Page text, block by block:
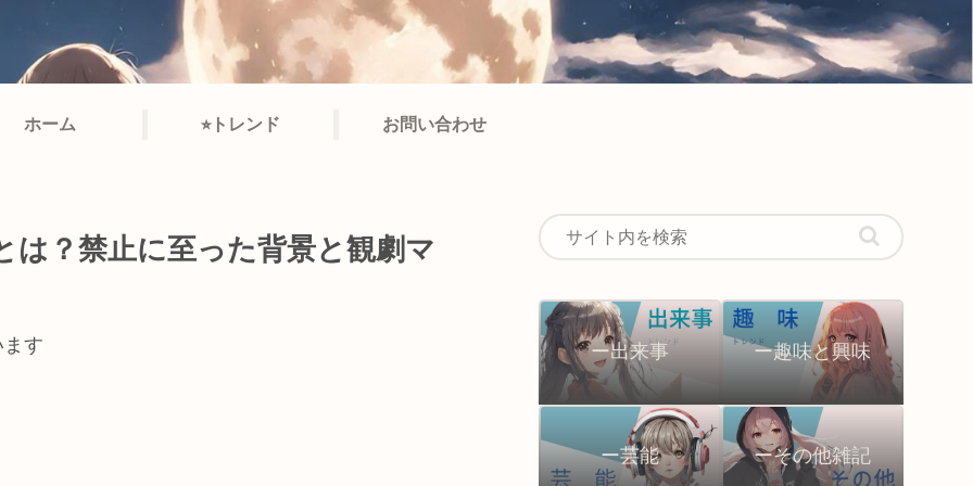
ホーム ⭐︎トレンド お問い合わせ
？禁止に至った背景と観劇マ
す ー出来事 ー趣味と興味
ー芸能 ーその他雑記